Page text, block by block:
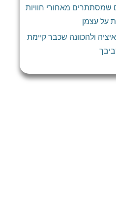
שמסתתרים מאחורי חוויות
על עצמן
ולהכוונה שכבר קיימת